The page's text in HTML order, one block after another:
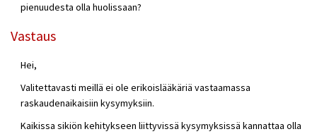
pienuudesta olla huolissaan?
Vastaus
Hei,
Valitettavasti meillä ei ole erikoislääkäriä vastaamassa
raskaudenaikaisiin kysymyksiin.
Kaikissa sikiön kehitykseen liittyvissä kysymyksissä kannattaa olla